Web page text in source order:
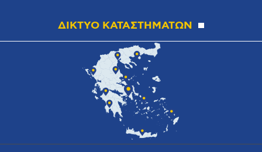
ΔΙΚΤΥΟ ΚΑΤΑΣΤΗΜΑΤΩΝ